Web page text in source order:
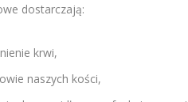
dostarczają:
krwi,
naszych kości,